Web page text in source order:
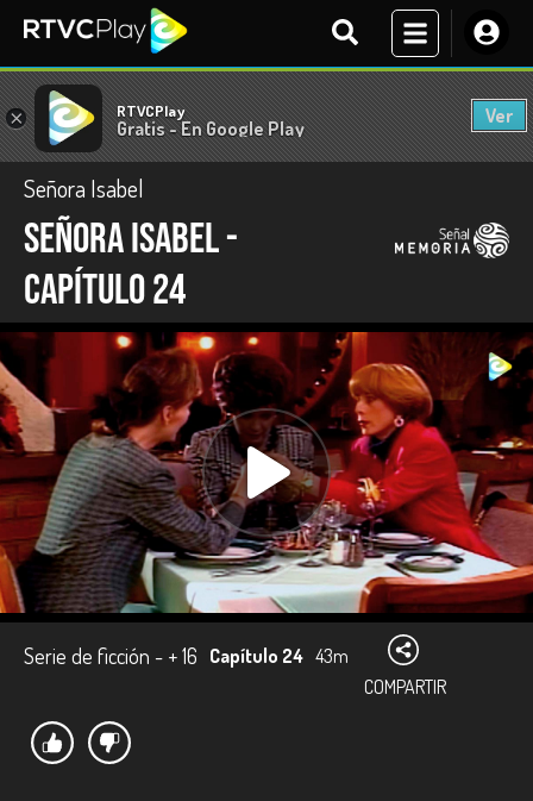
× RTVCPlay
Gratis - En Google Play
Ver
Señora Isabel
Señora Isabel -
capítulo 24
Serie de ficción - + 16 Capítulo 24 43m
COMPARTIR